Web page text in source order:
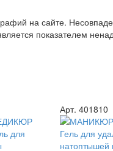
на сайте.
показателем
Арт. 401810